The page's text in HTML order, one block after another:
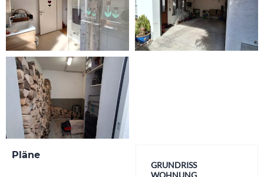
Pläne
GRUNDRISS
ORTHOPHOTO